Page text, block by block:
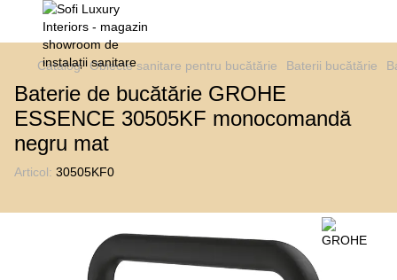
Catalog Obiecte sanitare pentru bucătărie Baterii bucătărie
Baterie de bucătărie GROHE
ESSENCE 30505KF monocomandă
negru mat
Articol: 30505KF0